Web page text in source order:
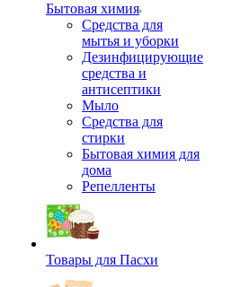
Бытовая химия
Средства для
мытья и уборки
Дезинфицирующие
средства и
антисептики
Мыло
Средства для
стирки
Бытовая химия для
дома
Репелленты
Товары для Пасхи